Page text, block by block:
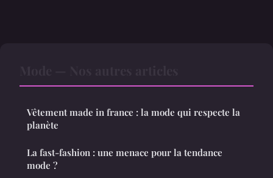
Vêtement made in france : la mode qui respecte la
planète
La fast-fashion : une menace pour la tendance
mode ?